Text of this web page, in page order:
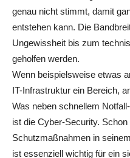
genau nicht stimmt, damit
entstehen kann. Die
Ungewissheit bis zum
geholfen werden.
Wenn beispielsweise etwas
IT-Infrastruktur ein Bereich,
Was neben schnellem
ist die Cyber-Security.
Schutzmaßnahmen in
ist essenziell wichtig für ein